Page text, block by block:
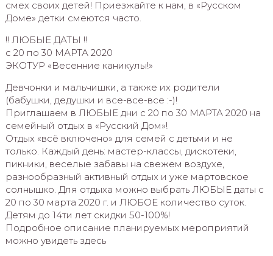
смех своих детей! Приезжайте к нам, в «Русском
Доме» детки смеются часто.
!! ЛЮБЫЕ ДАТЫ !!
с 20 по 30 МАРТА 2020
ЭКОТУР «Весенние каникулы!»
Девчонки и мальчишки, а также их родители
(бабушки, дедушки и все-все-все :-)!
Приглашаем в ЛЮБЫЕ дни с 20 по 30 МАРТА 2020 на
семейный отдых в «Русский Дом»!
Отдых «всё включено» для семей с детьми и не
только. Каждый день: мастер-классы, дискотеки,
пикники, веселые забавы на свежем воздухе,
разнообразный активный отдых и уже мартовское
солнышко. Для отдыха можно выбрать ЛЮБЫЕ даты с
20 по 30 марта 2020 г. и ЛЮБОЕ количество суток.
Детям до 14ти лет скидки 50-100%!
Подробное описание планируемых мероприятий
можно увидеть здесь